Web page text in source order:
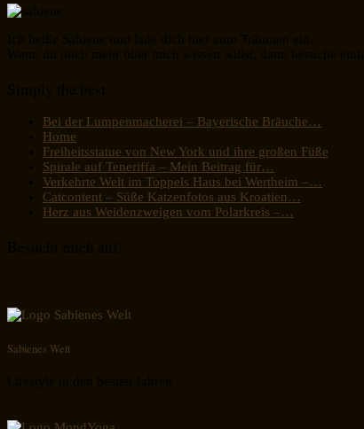
Bei der Lumpenmacherei – Bayerische Bräuche…
Home
Freiheitsstatue von New York und ihre großen Füße
Spirale auf Teneriffa – Mein Beitrag für…
Verkehrte Welt im Toppels Haus bei Wertheim –…
Catcontent – Süße Katzenfotos aus Kroatien…
Herz aus Weidenzweigen vom Polarkreis –…
Sabienes Welt